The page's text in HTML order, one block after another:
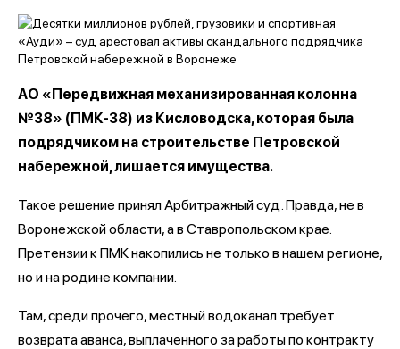
АО «Передвижная механизированная колонна
№38» (ПМК-38) из Кисловодска, которая была
подрядчиком на строительстве Петровской
набережной, лишается имущества.
Такое решение принял Арбитражный суд. Правда, не в
Воронежской области, а в Ставропольском крае.
Претензии к ПМК накопились не только в нашем регионе,
но и на родине компании.
Там, среди прочего, местный водоканал требует
возврата аванса, выплаченного за работы по контракту